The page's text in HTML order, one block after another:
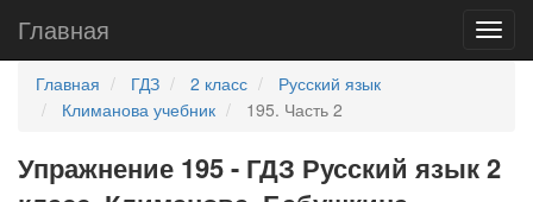
Главная
Главная ГДЗ 2 класс
Русский язык
Климанова учебник
195. Часть 2
Упражнение 195 - ГДЗ Русский язык 2